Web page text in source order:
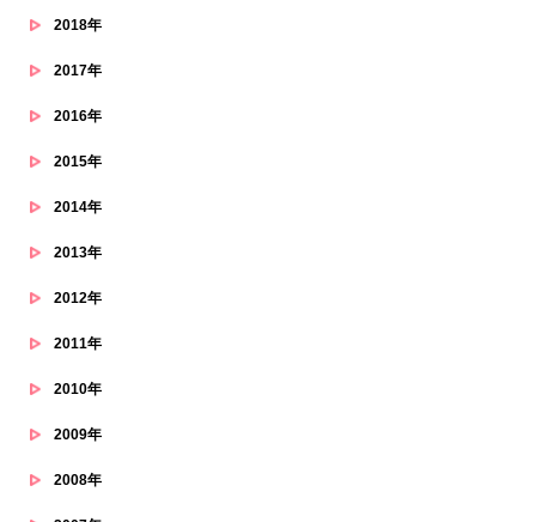
2018年
2017年
2016年
2015年
2014年
2013年
2012年
2011年
2010年
2009年
2008年